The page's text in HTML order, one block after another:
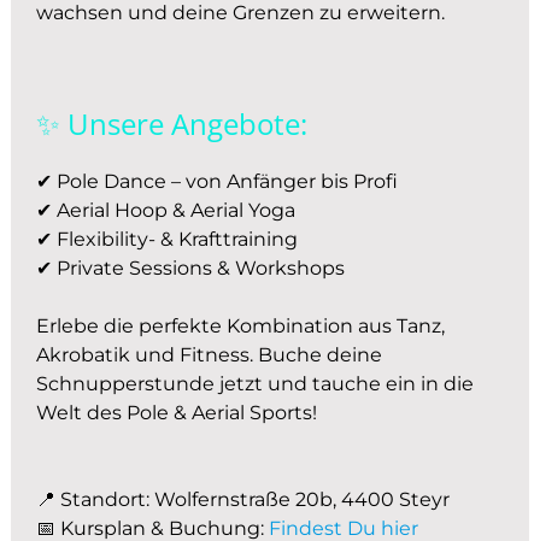
wachsen und deine Grenzen zu erweitern.
✨ Unsere Angebote:
✔ Pole Dance – von Anfänger bis Profi
✔ Aerial Hoop & Aerial Yoga
✔ Flexibility- & Krafttraining
✔ Private Sessions & Workshops
Erlebe die perfekte Kombination aus Tanz,
Akrobatik und Fitness. Buche deine
Schnupperstunde jetzt und tauche ein in die
Welt des Pole & Aerial Sports!
📍 Standort: Wolfernstraße 20b, 4400 Steyr
📅 Kursplan & Buchung: Findest Du hier